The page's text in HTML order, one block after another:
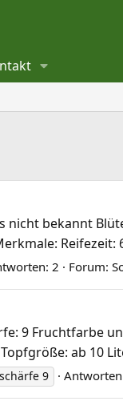
nicht bekannt
Reifezeit:
2 Forum:
9 Fruchtfarbe
ab 10
schärfe 9